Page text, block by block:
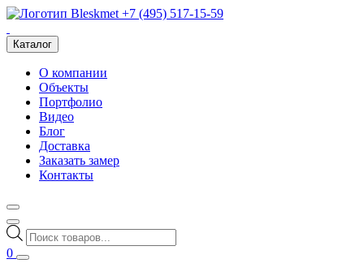
+7 (495) 517-15-59
Каталог
О компании
Объекты
Портфолио
Видео
Блог
Доставка
Заказать замер
Контакты
Поиск
товаров
0